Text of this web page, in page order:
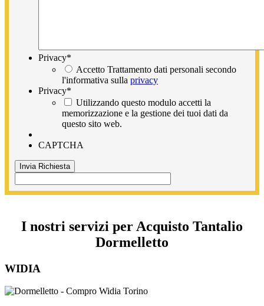
Privacy*
Accetto Trattamento dati personali secondo
l'informativa sulla privacy
Privacy*
Utilizzando questo modulo accetti la
memorizzazione e la gestione dei tuoi dati da
questo sito web.
CAPTCHA
I nostri servizi per Acquisto Tantalio
Dormelletto
WIDIA